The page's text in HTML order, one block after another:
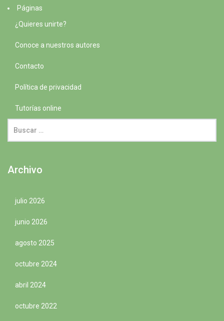
Páginas
¿Quieres unirte?
Conoce a nuestros autores
Contacto
Política de privacidad
Tutorías online
Archivo
julio 2026
junio 2026
agosto 2025
octubre 2024
abril 2024
octubre 2022